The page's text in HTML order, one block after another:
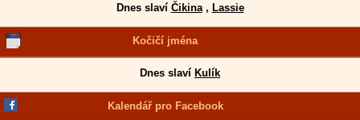
Dnes slaví Čikina, Lassie
Kočičí jména
Dnes slaví Kulík
Kalendář pro Facebook